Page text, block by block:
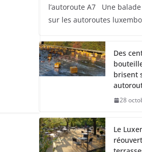
l’autoroute A7 Une balade
sur les autoroutes
Des
brisent
28
Le